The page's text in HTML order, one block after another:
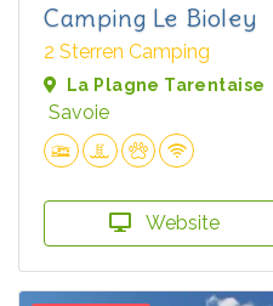
Camping Le Bioley
2 Sterren Camping
La Plagne Tarentaise
Savoie
Website